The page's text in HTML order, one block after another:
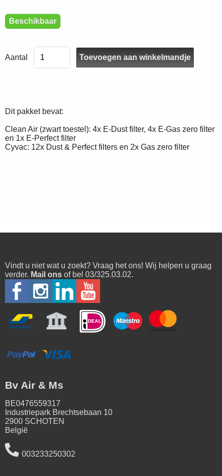
Beschikbaar
Aantal
Dit pakket bevat:
Clean Air (zwart toestel): 4x E-Dust filter, 4x E-Gas zero filter
en 1x E-Perfect filter
Cyvac: 12x Dust & Perfect filters en 2x Gas zero filter
Vindt u niet wat u zoekt? Vraag het ons! Wij helpen u graag
verder. Mail ons of bel 03/325.03.02.
Bv Air & Ms
BE0476559317
Industriepark Brechtsebaan 10
2900 SCHOTEN
België
003233250302